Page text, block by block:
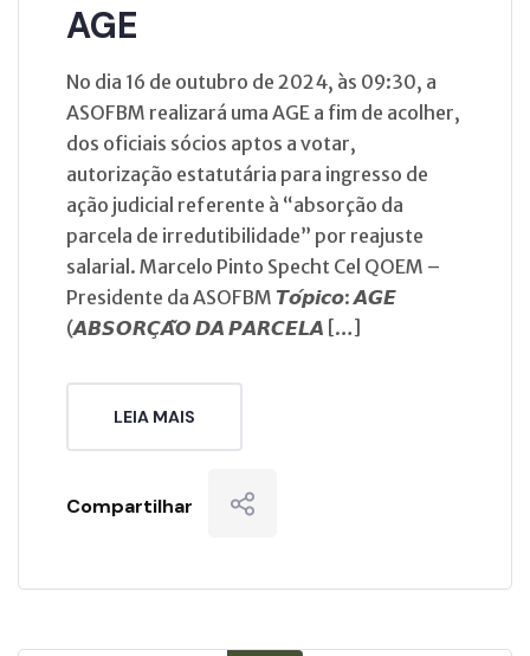
AGE
No dia 16 de outubro de 2024, às 09:30, a
ASOFBM realizará uma AGE a fim de acolher,
dos oficiais sócios aptos a votar,
autorização estatutária para ingresso de
ação judicial referente à “absorção da
parcela de irredutibilidade” por reajuste
salarial. Marcelo Pinto Specht Cel QOEM –
Presidente da ASOFBM 𝙏𝙤́𝙥𝙞𝙘𝙤: 𝘼𝙂𝙀
(𝘼𝘽𝙎𝙊𝙍𝘾̧𝘼̃𝙊 𝘿𝘼 𝙋𝘼𝙍𝘾𝙀𝙇𝘼 […]
LEIA MAIS
Compartilhar